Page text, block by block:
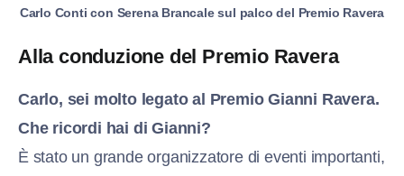
Carlo Conti con Serena Brancale sul palco del Premio Ravera
Alla conduzione del Premio Ravera
Carlo, sei molto legato al Premio Gianni Ravera.
Che ricordi hai di Gianni?
È stato un grande organizzatore di eventi importanti,